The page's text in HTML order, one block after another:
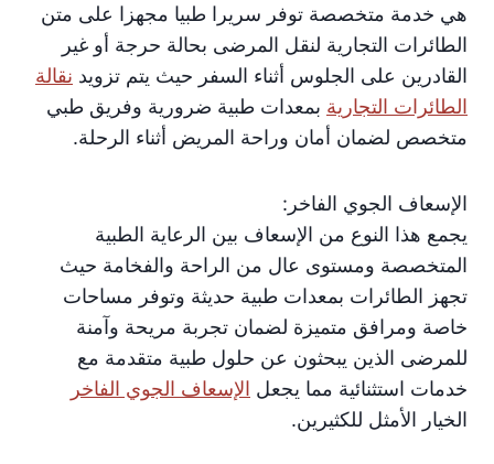
هي خدمة متخصصة توفر سريرا طبيا مجهزا على متن
الطائرات التجارية لنقل المرضى بحالة حرجة أو غير
القادرين على الجلوس أثناء السفر حيث يتم تزويد نقالة
الطائرات التجارية بمعدات طبية ضرورية وفريق طبي
متخصص لضمان أمان وراحة المريض أثناء الرحلة.
الإسعاف الجوي الفاخر:
يجمع هذا النوع من الإسعاف بين الرعاية الطبية
المتخصصة ومستوى عال من الراحة والفخامة حيث
تجهز الطائرات بمعدات طبية حديثة وتوفر مساحات
خاصة ومرافق متميزة لضمان تجربة مريحة وآمنة
للمرضى الذين يبحثون عن حلول طبية متقدمة مع
خدمات استثنائية مما يجعل الإسعاف الجوي الفاخر
الخيار الأمثل للكثيرين.